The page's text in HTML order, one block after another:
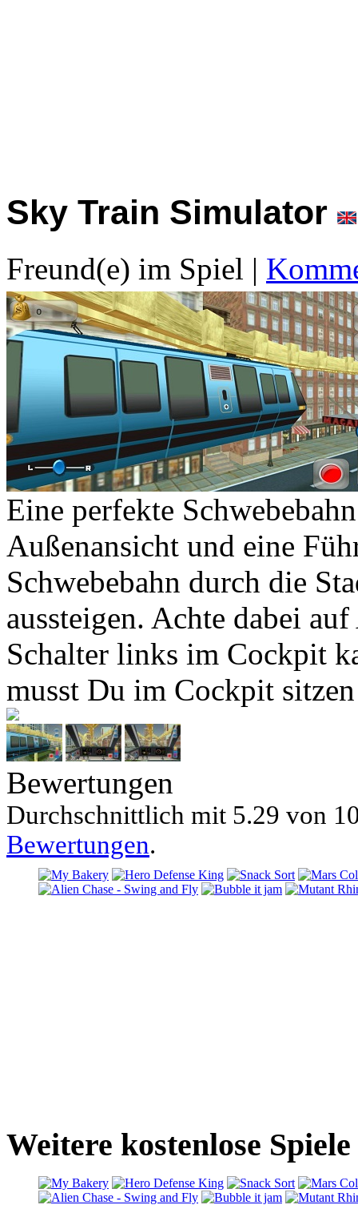
Sky Train Simulator
Freund(e) im Spiel |
Eine perfekte
Außenansicht und eine
Schwebebahn durch die
aussteigen. Achte dabei
Schalter links im Cockpit
musst Du im Cockpit
Bewertungen
Durchschnittlich mit 5.29 von
Bewertungen.
Weitere kostenlose